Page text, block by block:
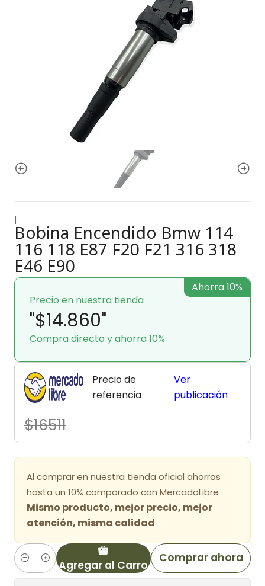
|
Bobina Encendido Bmw 114
116 118 E87 F20 F21 316 318
E46 E90
Precio en nuestra tienda
"$14.860"
Compra directo y ahorra 10%
Ahorra 10%
Precio de
referencia
$16511
Ver
publicación
Al comprar en nuestra tienda oficial ahorras
hasta un 10% comparado con MercadoLibre
Mismo producto, mejor precio, mejor
atención, misma calidad
Cantidad Agregar al Carro
Comprar ahora